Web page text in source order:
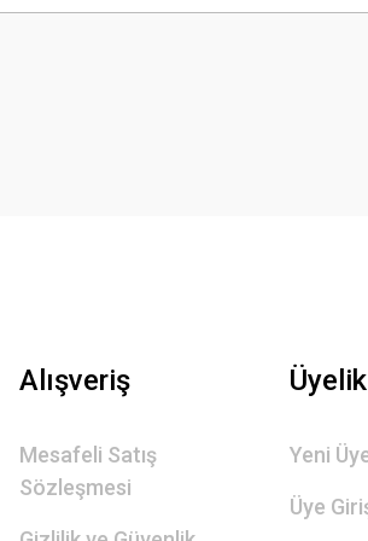
Alışveriş
Mesafeli Satış
Sözleşmesi
Üyelik
Yeni
Üye